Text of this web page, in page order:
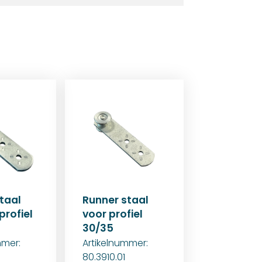
Runner staal
voor profiel
30/35
Artikelnummer:
80.3910.01